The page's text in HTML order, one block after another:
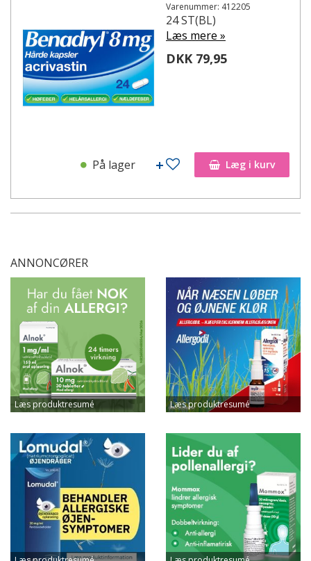
Varenummer: 412205
24 ST(BL)
Læs mere »
DKK 79,95
På lager Læg i kurv
ANNONCØRER
Læs produktresumé Læs produktresumé